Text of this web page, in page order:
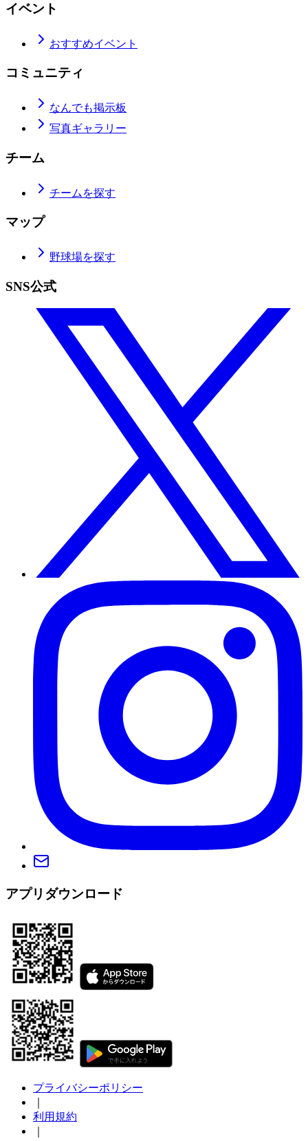
イベント
おすすめイベント
コミュニティ
なんでも掲示板
写真ギャラリー
チーム
チームを探す
マップ
野球場を探す
SNS公式
アプリダウンロード
プライバシーポリシー
利用規約